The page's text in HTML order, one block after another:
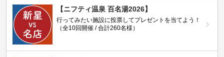
【ニフティ温泉 百名湯2026】
行ってみたい施設に投票してプレゼントを当てよう！
（全10回開催 / 合計260名様）